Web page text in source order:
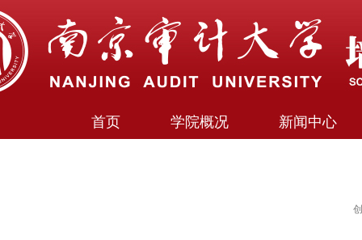
首页 学院概况 新闻中心